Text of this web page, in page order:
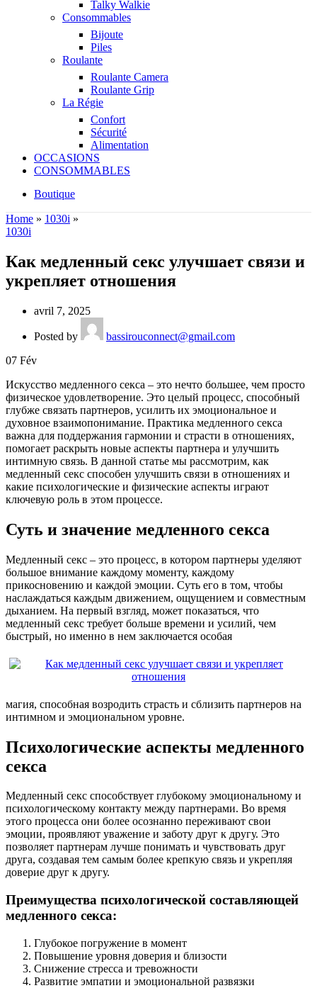
Talky Walkie
Consommables
Bijoute
Piles
Roulante
Roulante Camera
Roulante Grip
La Régie
Confort
Sécurité
Alimentation
OCCASIONS
CONSOMMABLES
Boutique
Home » 1030i »
1030i
Как медленный секс улучшает связи и
укрепляет отношения
avril 7, 2025
Posted by
bassirouconnect@gmail.com
07 Fév
Искусство медленного секса – это нечто большее, чем просто
физическое удовлетворение. Это целый процесс, способный
глубже связать партнеров, усилить их эмоциональное и
духовное взаимопонимание. Практика медленного секса
важна для поддержания гармонии и страсти в отношениях,
помогает раскрыть новые аспекты партнера и улучшить
интимную связь. В данной статье мы рассмотрим, как
медленный секс способен улучшить связи в отношениях и
какие психологические и физические аспекты играют
ключевую роль в этом процессе.
Суть и значение медленного секса
Медленный секс – это процесс, в котором партнеры уделяют
большое внимание каждому моменту, каждому
прикосновению и каждой эмоции. Суть его в том, чтобы
наслаждаться каждым движением, ощущением и совместным
дыханием. На первый взгляд, может показаться, что
медленный секс требует больше времени и усилий, чем
быстрый, но именно в нем заключается особая
магия, способная возродить страсть и сблизить партнеров на
интимном и эмоциональном уровне.
Психологические аспекты медленного
секса
Медленный секс способствует глубокому эмоциональному и
психологическому контакту между партнерами. Во время
этого процесса они более осознанно переживают свои
эмоции, проявляют уважение и заботу друг к другу. Это
позволяет партнерам лучше понимать и чувствовать друг
друга, создавая тем самым более крепкую связь и укрепляя
доверие друг к другу.
Преимущества психологической составляющей
медленного секса:
Глубокое погружение в момент
Повышение уровня доверия и близости
Снижение стресса и тревожности
Развитие эмпатии и эмоциональной развязки